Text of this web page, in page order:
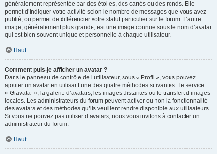
généralement représentée par des étoiles, des carrés ou des ronds. Elle
permet d’indiquer votre activité selon le nombre de messages que vous avez
publié, ou permet de différencier votre statut particulier sur le forum. L’autre
image, généralement plus grande, est une image connue sous le nom d’avatar
qui est bien souvent unique et personnelle à chaque utilisateur.
Haut
Comment puis-je afficher un avatar ?
Dans le panneau de contrôle de l’utilisateur, sous « Profil », vous pouvez
ajouter un avatar en utilisant une des quatre méthodes suivantes : le service
« Gravatar », la galerie d’avatars, les images distantes ou le transfert d’images
locales. Les administrateurs du forum peuvent activer ou non la fonctionnalité
des avatars et des méthodes qu’ils veuillent rendre disponible aux utilisateurs.
Si vous ne pouvez pas utiliser d’avatars, nous vous invitons à contacter un
administrateur du forum.
Haut